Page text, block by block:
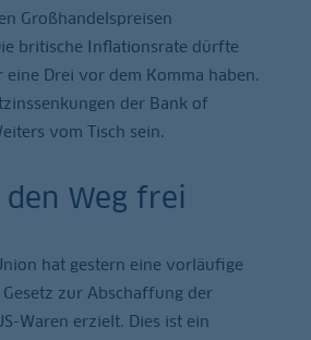
Großhandelspreisen
britische Inflationsrate dürfte
eine Drei vor dem Komma haben.
der Bank of
vom Tisch sein.
den Weg frei
hat gestern eine vorläufige
zur Abschaffung der
Waren erzielt. Dies ist ein